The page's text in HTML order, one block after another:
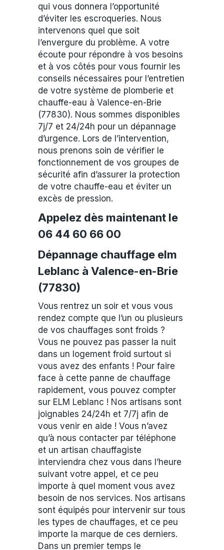
qui vous donnera l’opportunité
d’éviter les escroqueries. Nous
intervenons quel que soit
l’envergure du problème. A votre
écoute pour répondre à vos besoins
et à vos côtés pour vous fournir les
conseils nécessaires pour l’entretien
de votre système de plomberie et
chauffe-eau à Valence-en-Brie
(77830). Nous sommes disponibles
7j/7 et 24/24h pour un dépannage
d’urgence. Lors de l’intervention,
nous prenons soin de vérifier le
fonctionnement de vos groupes de
sécurité afin d’assurer la protection
de votre chauffe-eau et éviter un
excès de pression.
Appelez dès maintenant le
06 44 60 66 00
Dépannage chauffage elm
Leblanc à Valence-en-Brie
(77830)
Vous rentrez un soir et vous vous
rendez compte que l’un ou plusieurs
de vos chauffages sont froids ?
Vous ne pouvez pas passer la nuit
dans un logement froid surtout si
vous avez des enfants ! Pour faire
face à cette panne de chauffage
rapidement, vous pouvez compter
sur ELM Leblanc ! Nos artisans sont
joignables 24/24h et 7/7j afin de
vous venir en aide ! Vous n’avez
qu’à nous contacter par téléphone
et un artisan chauffagiste
interviendra chez vous dans l’heure
suivant votre appel, et ce peu
importe à quel moment vous avez
besoin de nos services. Nos artisans
sont équipés pour intervenir sur tous
les types de chauffages, et ce peu
importe la marque de ces derniers.
Dans un premier temps le